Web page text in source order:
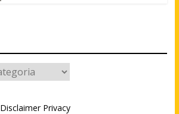
Disclaimer Privacy